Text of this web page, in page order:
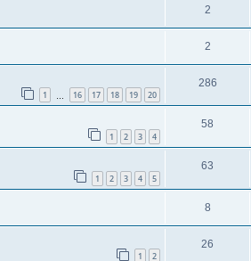
2
2
1 16 17 18 19 20
286
1 2 3 4
58
1 2 3 4 5
63
8
1 2
26